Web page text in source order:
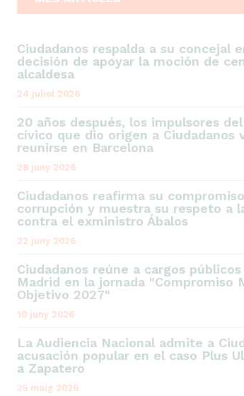
Ciudadanos respalda a su concejal
decisión de apoyar la moción de
alcaldesa
24 juliol 2026
20 años después, los impulsores
cívico que dio origen a Ciudadanos
reunirse en Barcelona
28 juny 2026
Ciudadanos reafirma su
corrupción y muestra su respeto a
contra el exministro Ábalos
22 juny 2026
Ciudadanos reúne a cargos
Madrid en la jornada "Compromiso
Objetivo 2027"
10 juny 2026
La Audiencia Nacional admite a
acusación popular en el caso Plus
a Zapatero
25 maig 2026